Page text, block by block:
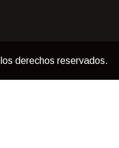
derechos reservados.